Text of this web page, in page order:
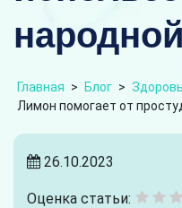
Главная > Блог >
Лимон помогает от
26.10.2023
Оценка статьи: